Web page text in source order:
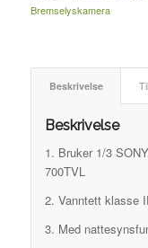
Bremselyskamera
Beskrivelse
Beskrivelse
1. Bruker 1/3
700TVL
2. Vanntett klasse
3. Med